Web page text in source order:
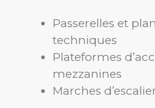
Passerelles et
techniques
Plateformes
mezzanines
Marches